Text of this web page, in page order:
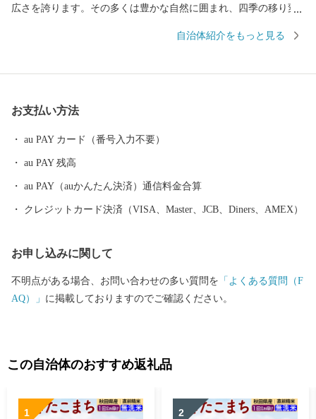
広さを誇ります。その多くは豊かな自然に囲まれ、四季の移り変
数えられる『森吉山』では、多種多様な高山植物はもちろん、冬
ギ発祥の地として、その文化を色濃く伝えています。 北秋田市
内を走る「秋田内陸縦貫鉄道」は、鷹巣～角館と、秋田県内陸部
雄大な山々が広がり、日本の原風景を感じることができます。沿
線にある前田南駅は、大ヒットアニメ映画の劇中に登場した駅の
モデルということで話題にもなりました。 その他、世界一の綴
楽しみ方ができるまちです。
自治体紹介をもっと見る
お支払い方法
au PAY カード（番号入力不要）
au PAY 残高
au PAY（auかんたん決済）通信料金合算
クレジットカード決済（VISA、Master、JCB、Diners、AMEX）
お申し込みに関して
不明点がある場合、お問い合わせの多い質問を 「よくある質問（F
AQ）」 に掲載しておりますのでご確認ください。
この自治体のおすすめ返礼品
1 2